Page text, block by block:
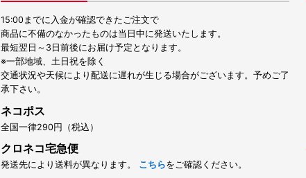
15:00までに入金が確認できたご注文で
商品に不備のなかったものは当日中に発送いたします。
最短翌日～3日前後にお届け予定となります。
※一部地域、土日祝を除く
交通状況や天候により配送に遅れが生じる場合がございます。予めご了
承下さい。
ネコポス
全国一律290円（税込）
クロネコ宅急便
発送先により送料が異なります。 こちらをご確認ください。